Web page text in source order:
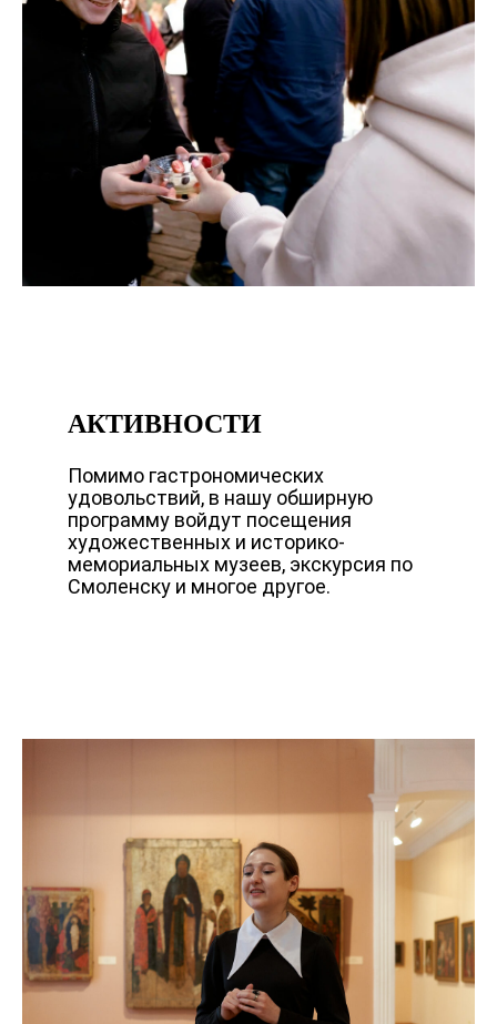
АКТИВНОСТИ
Помимо гастрономических
удовольствий, в нашу обширную
программу войдут посещения
художественных и историко-
мемориальных музеев, экскурсия по
Смоленску и многое другое.